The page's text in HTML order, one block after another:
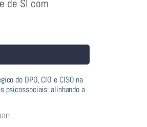
de SI com
do DPO, CIO e CISO na
psicossociais: alinhando a